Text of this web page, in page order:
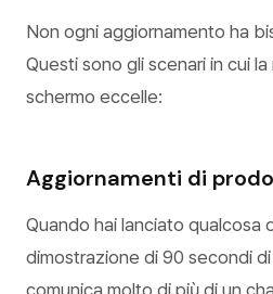
Non ogni aggiornamento ha
Questi sono gli scenari in cui
schermo eccelle:
Aggiornamenti di
Quando hai lanciato qualcosa
dimostrazione di 90 secondi
comunica molto di più di un